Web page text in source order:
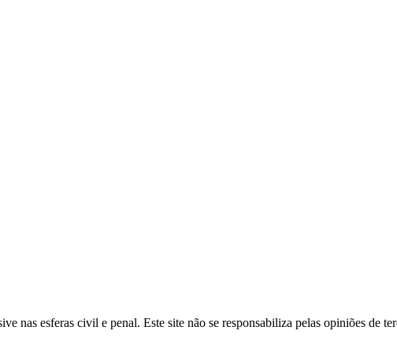
nas esferas civil e penal. Este site não se responsabiliza pelas opiniões de